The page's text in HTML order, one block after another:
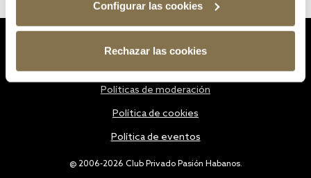
Configurar las cookies
Rechazar las cookies
@ 2006-2026 Club Privado Pasión Habanos.
Políticas de moderación
Política de cookies
Política de eventos